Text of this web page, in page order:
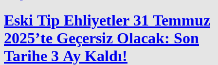
Eski Tip Ehliyetler 31 Temmuz
2025’te Geçersiz Olacak: Son
Tarihe 3 Ay Kaldı!